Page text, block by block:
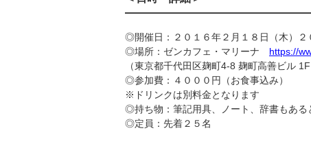
◎開催日：２０１６年２月１８日（木）２
◎場所：ゼンカフェ・マリーナ https://
（東京都千代田区麹町4-8 麹町高善ビル
◎参加費：４０００円（お食事込み）
※ドリンクは別料金となります
◎持ち物：筆記用具、ノート、辞書もある
◎定員：先着２５名